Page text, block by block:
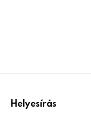
Helyesírás